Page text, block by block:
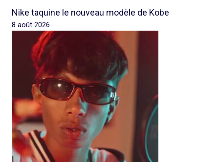
Nike taquine le nouveau modèle de Kobe
8 août 2026